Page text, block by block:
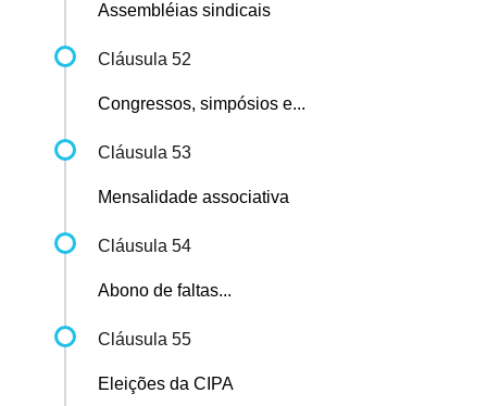
Assembléias sindicais
Cláusula 52
Congressos, simpósios e...
Cláusula 53
Mensalidade associativa
Cláusula 54
Abono de faltas...
Cláusula 55
Eleições da CIPA